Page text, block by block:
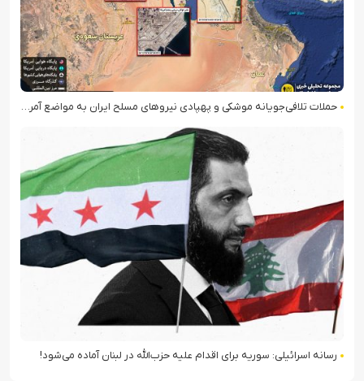
حملات تلافی‌جویانه موشکی و پهپادی نیروهای مسلح ایران به مواضع آمریکا در منطقه
رسانه اسرائیلی: سوریه برای اقدام علیه حزب‌الله در لبنان آماده می‌شود!